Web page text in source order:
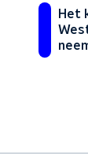
Het